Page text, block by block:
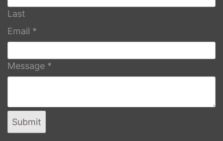
Last
Email *
Message *
Submit